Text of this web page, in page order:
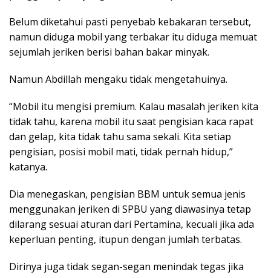
Belum diketahui pasti penyebab kebakaran tersebut,
namun diduga mobil yang terbakar itu diduga memuat
sejumlah jeriken berisi bahan bakar minyak.
Namun Abdillah mengaku tidak mengetahuinya.
“Mobil itu mengisi premium. Kalau masalah jeriken kita
tidak tahu, karena mobil itu saat pengisian kaca rapat
dan gelap, kita tidak tahu sama sekali. Kita setiap
pengisian, posisi mobil mati, tidak pernah hidup,”
katanya.
Dia menegaskan, pengisian BBM untuk semua jenis
menggunakan jeriken di SPBU yang diawasinya tetap
dilarang sesuai aturan dari Pertamina, kecuali jika ada
keperluan penting, itupun dengan jumlah terbatas.
Dirinya juga tidak segan-segan menindak tegas jika